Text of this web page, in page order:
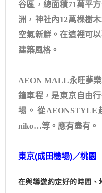
谷區，總面積71萬平
洲，神社內12萬棵樹
空氣新鮮。在這裡可
建築風格。
AEON MALL永旺夢
鐘車程，是東京自由
場。從
niko…等。應有盡有。
東京(成田機場)／桃園
在與導遊約定好的時間、